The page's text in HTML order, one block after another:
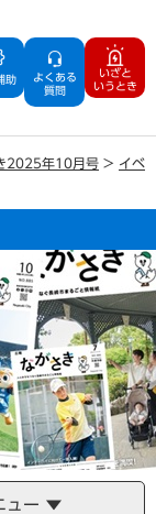
助
よくある
質問
いざと
いうとき
2025年10月号 > イベ
ュー